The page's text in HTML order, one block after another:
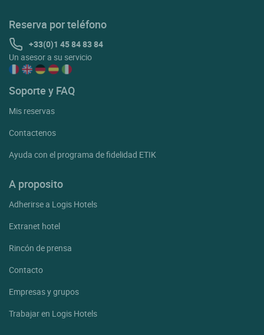
Reserva por teléfono
+33(0)1 45 84 83 84
Un asesor a su servicio
Soporte y FAQ
Mis reservas
Contactenos
Ayuda con el programa de fidelidad ETIK
A proposito
Adherirse a Logis Hotels
Extranet hotel
Rincón de prensa
Contacto
Empresas y grupos
Trabajar en Logis Hotels